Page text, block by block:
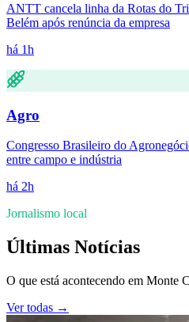
ANTT cancela linha da Rotas do
Belém após renúncia da empresa
há 1h
Agro
Congresso Brasileiro do
entre campo e indústria
há 2h
Jornalismo local
Últimas Notícias
O que está acontecendo em Monte
Ver todas →